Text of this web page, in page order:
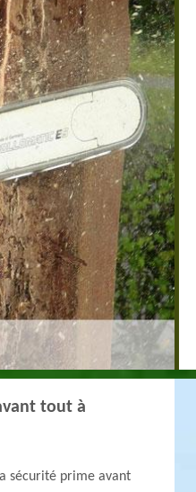
tout à
sécurité prime avant